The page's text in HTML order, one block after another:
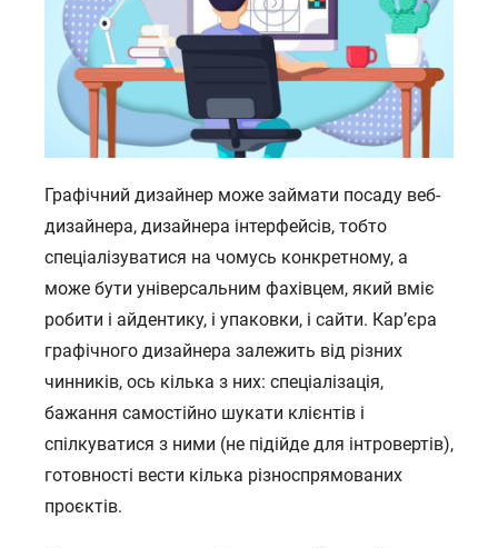
Графічний дизайнер може займати посаду веб-
дизайнера, дизайнера інтерфейсів, тобто
спеціалізуватися на чомусь конкретному, а
може бути універсальним фахівцем, який вміє
робити і айдентику, і упаковки, і сайти. Кар’єра
графічного дизайнера залежить від різних
чинників, ось кілька з них: спеціалізація,
бажання самостійно шукати клієнтів і
спілкуватися з ними (не підійде для інтровертів),
готовності вести кілька різноспрямованих
проєктів.